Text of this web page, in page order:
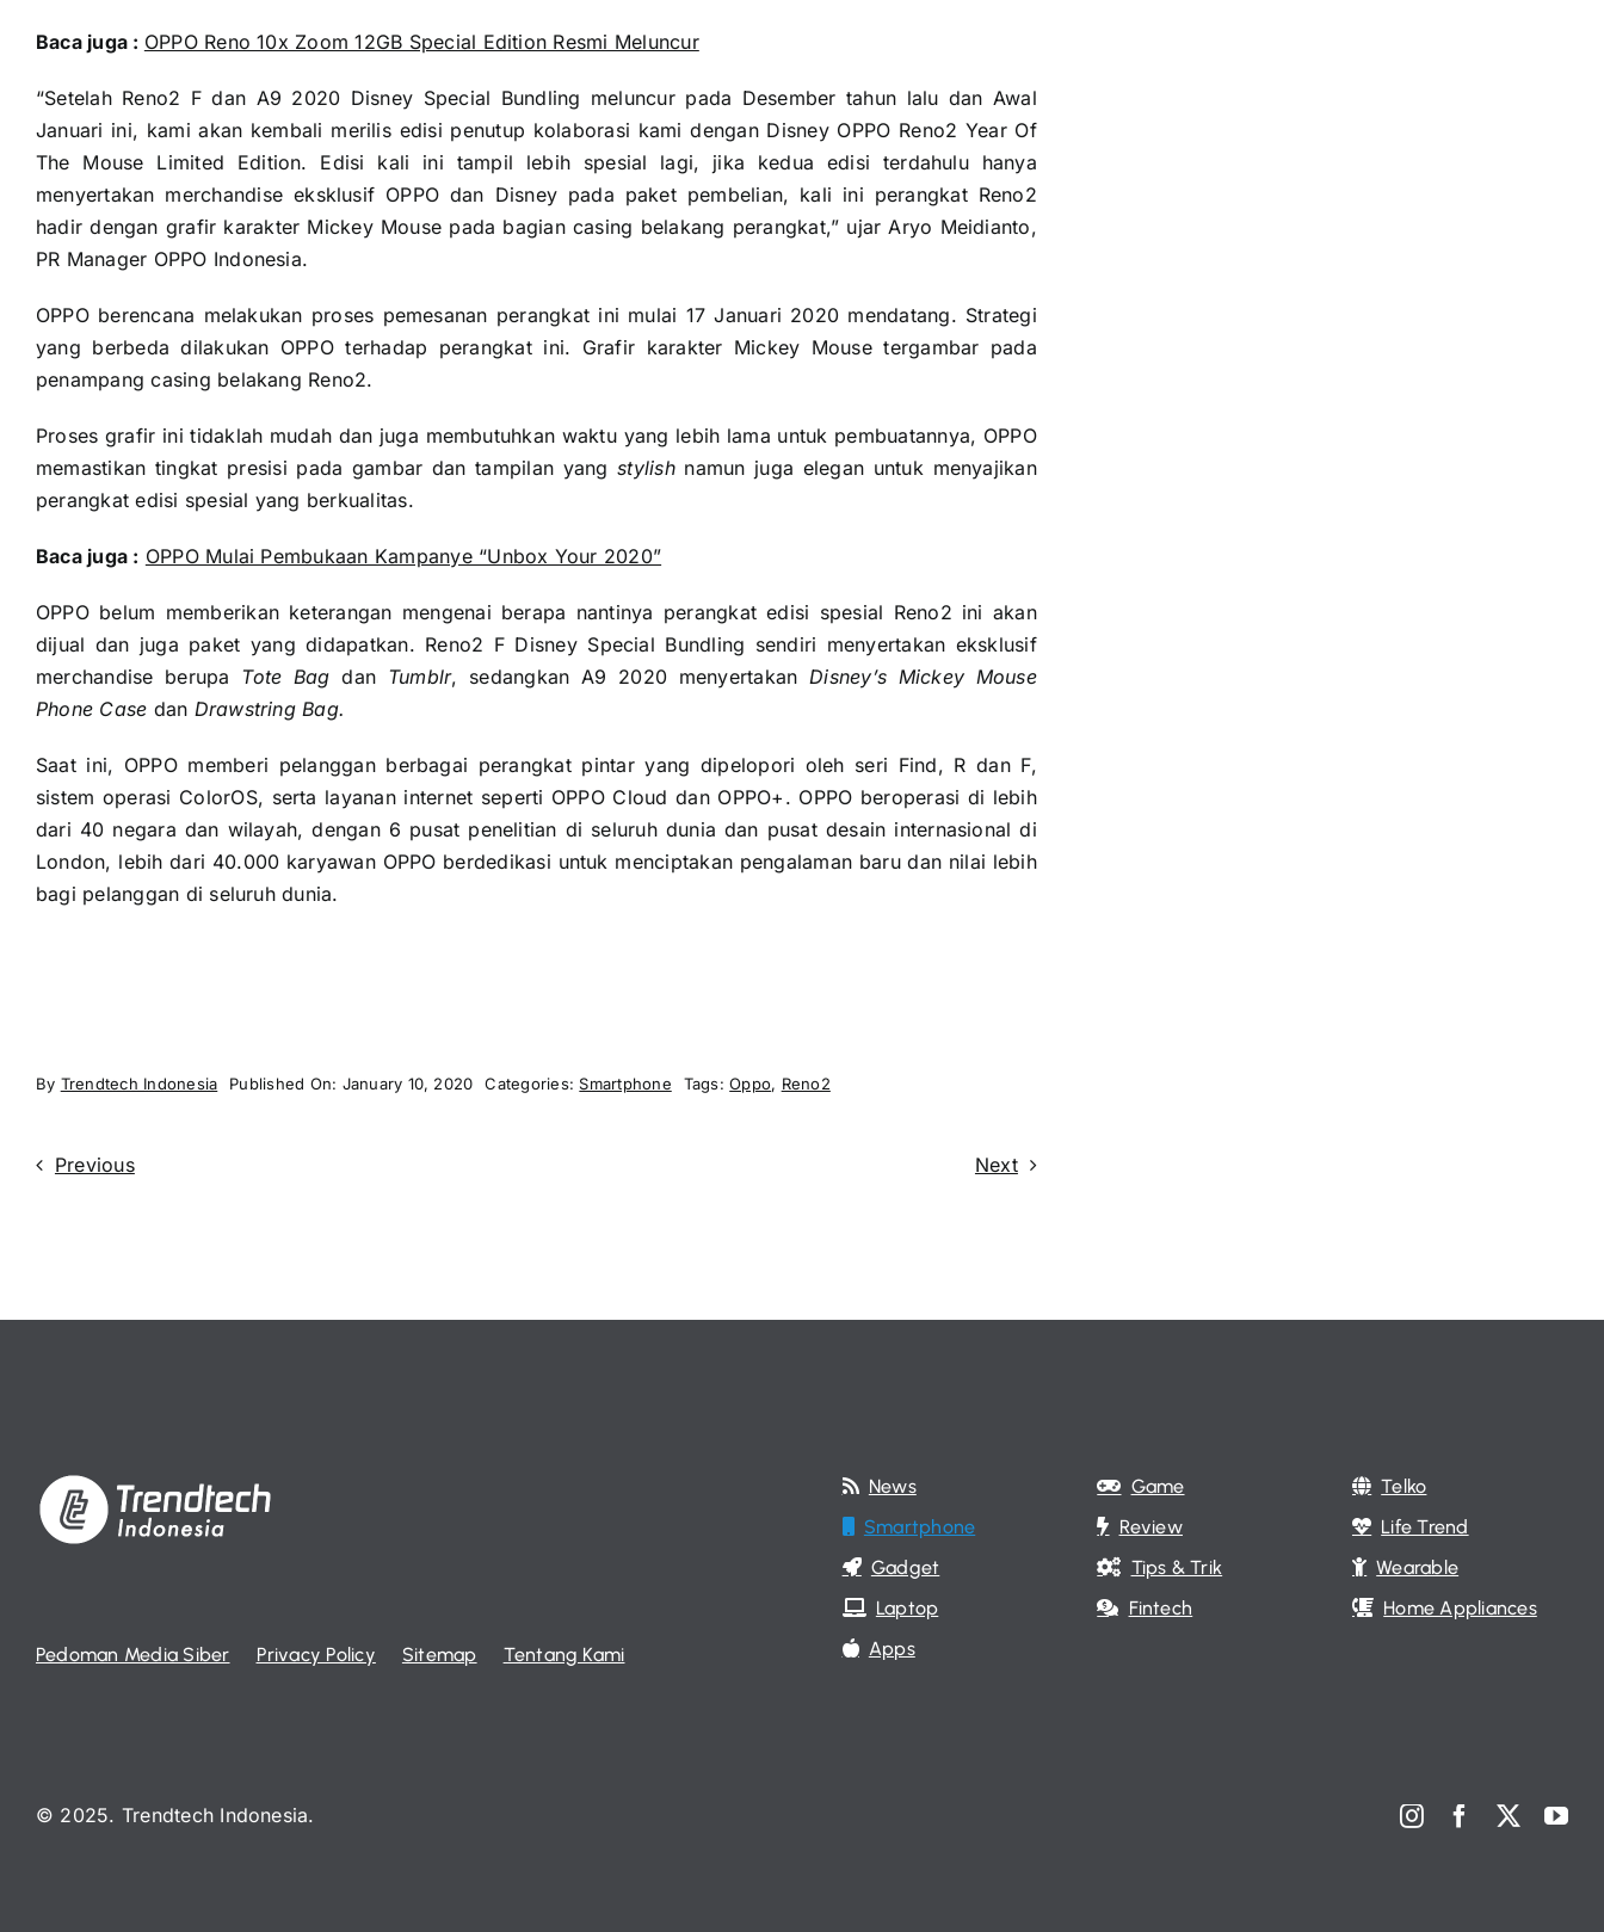
Baca juga : OPPO Reno 10x Zoom 12GB Special Edition Resmi Meluncur
“Setelah Reno2 F dan A9 2020 Disney Special Bundling meluncur pada Desember tahun lalu dan Awal
Januari ini, kami akan kembali merilis edisi penutup kolaborasi kami dengan Disney OPPO Reno2 Year Of
The Mouse Limited Edition. Edisi kali ini tampil lebih spesial lagi, jika kedua edisi terdahulu hanya
menyertakan merchandise eksklusif OPPO dan Disney pada paket pembelian, kali ini perangkat Reno2
hadir dengan grafir karakter Mickey Mouse pada bagian casing belakang perangkat,” ujar Aryo Meidianto,
PR Manager OPPO Indonesia.
OPPO berencana melakukan proses pemesanan perangkat ini mulai 17 Januari 2020 mendatang. Strategi
yang berbeda dilakukan OPPO terhadap perangkat ini. Grafir karakter Mickey Mouse tergambar pada
penampang casing belakang Reno2.
Proses grafir ini tidaklah mudah dan juga membutuhkan waktu yang lebih lama untuk pembuatannya, OPPO
memastikan tingkat presisi pada gambar dan tampilan yangstylishnamun juga elegan untuk menyajikan
perangkat edisi spesial yang berkualitas.
Baca juga : OPPO Mulai Pembukaan Kampanye “Unbox Your 2020”
OPPO belum memberikan keterangan mengenai berapa nantinya perangkat edisi spesial Reno2 ini akan
dijual dan juga paket yang didapatkan. Reno2 F Disney Special Bundling sendiri menyertakan eksklusif
merchandise berupa Tote Bag dan Tumblr, sedangkan A9 2020 menyertakanDisney’s Mickey Mouse
Phone Case dan Drawstring Bag.
Saat ini, OPPO memberi pelanggan berbagai perangkat pintar yang dipelopori oleh seri Find, R dan F,
sistem operasi ColorOS, serta layanan internet seperti OPPO Cloud dan OPPO+. OPPO beroperasi di lebih
dari 40 negara dan wilayah, dengan 6 pusat penelitian di seluruh dunia dan pusat desain internasional di
London, lebih dari 40.000 karyawan OPPO berdedikasi untuk menciptakan pengalaman baru dan nilai lebih
bagi pelanggan di seluruh dunia.
By Trendtech Indonesia Published On: January 10, 2020 Categories:Smartphone Tags:Oppo, Reno2
Previous Next
Pedoman Media Siber Privacy Policy Sitemap Tentang Kami
News
Smartphone
Gadget
Laptop
Apps
Game
Review
Tips & Trik
Fintech
Telko
Life Trend
Wearable
Home Appliances
© 2025. Trendtech Indonesia.